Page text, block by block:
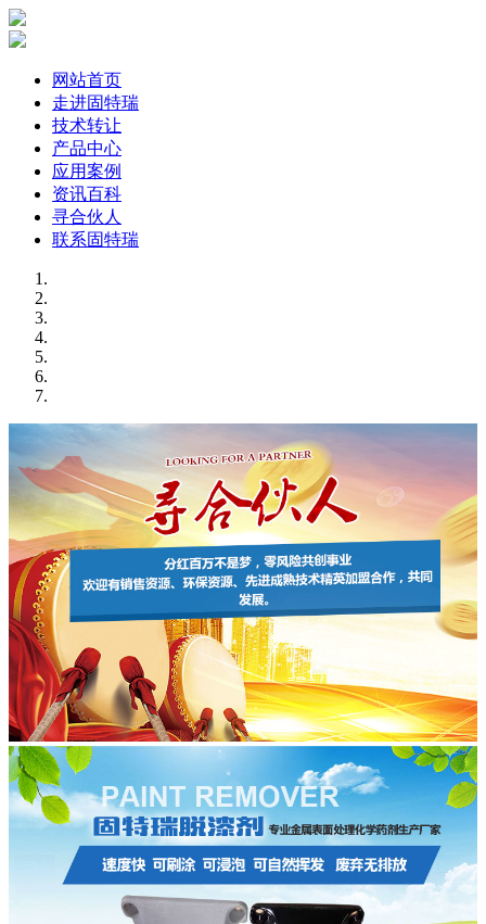
网站首页
走进固特瑞
技术转让
产品中心
应用案例
资讯百科
寻合伙人
联系固特瑞